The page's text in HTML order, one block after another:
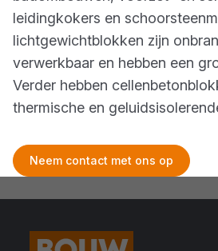
leidingkokers en
lichtgewichtblokken zijn
verwerkbaar en hebben een
Verder hebben
thermische en
Neem contact met ons op